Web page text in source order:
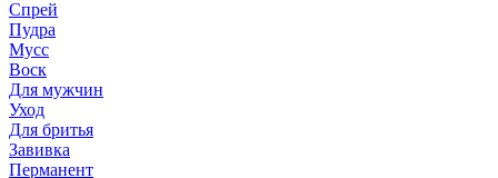
Спрей
Пудра
Мусс
Воск
Для мужчин
Уход
Для бритья
Завивка
Перманент